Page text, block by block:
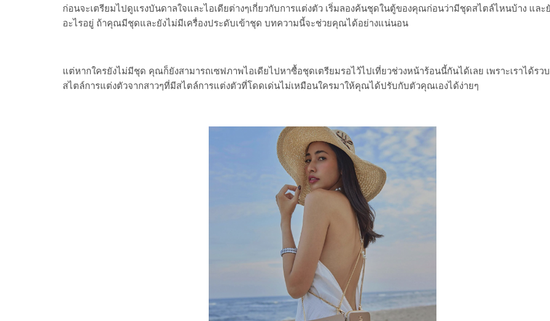
ก่อนจะเตรียมไปดูแรงบันดาลใจและไอเดียต่างๆเกี่ยวกับการแต่งตัว เริ่มลองค้นชุดในตู้ของคุณก่อนว่ามีชุดสไตล์ไหนบ้าง และ
อะไรอยู่ ถ้าคุณมีชุดและยังไม่มีเครื่องประดับเข้าชุด บทความนี้จะช่วยคุณได้อย่างแน่นอน
แต่หากใครยังไม่มีชุด คุณก็ยังสามารถเซฟภาพไอเดียไปหาซื้อชุดเตรียมรอไว้ไปเที่ยวช่วงหน้าร้อนนี้กันได้เลย เพราะเราได้รว
สไตล์การแต่งตัวจากสาวๆที่มีสไตล์การแต่งตัวที่โดดเด่นไม่เหมือนใครมาให้คุณได้ปรับกับตัวคุณเองได้ง่ายๆ